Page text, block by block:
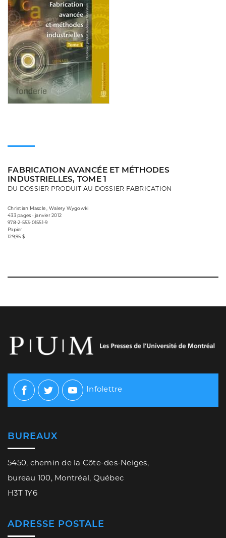
FABRICATION AVANCÉE ET MÉTHODES
INDUSTRIELLES, TOME 1
DU DOSSIER PRODUIT AU DOSSIER FABRICATION
Christian Mascle , Walery Wygowki
433 pages • janvier 2012
978-2-553-01551-9
Papier
129,95 $
Facebook
TwitterYoutube
Infolettre
BUREAUX
5450, chemin de la Côte-des-Neiges,
bureau 100, Montréal, Québec
H3T 1Y6
ADRESSE POSTALE